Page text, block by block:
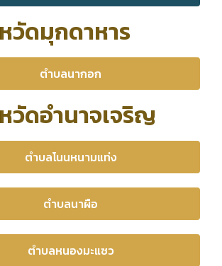
วัดมุกดาหาร
ตำบลนากอก
ดอำนาจเจริญ
ตำบลโนนหนามแท่ง
ตำบลนาผือ
ตำบลหนองมะแซว